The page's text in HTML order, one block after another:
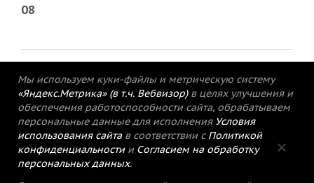
08
© 2015-2021 Редакция газеты «Кимрский
Мы используем куки-файлы и метрическую систему
«Яндекс.Метрика» (в т.ч. Вебвизор) в целях улучшения и
обеспечения работоспособности сайта, обрабатываем
персональные данные для исполнения Условия
использования сайтав соответствии с Политикой
конфиденциальностии Согласием на обработку
персональных данных.